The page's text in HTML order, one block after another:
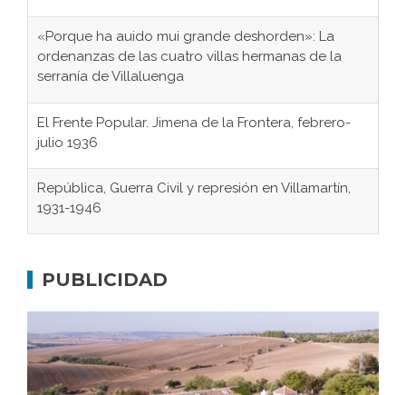
«Porque ha auido mui grande deshorden»: La
ordenanzas de las cuatro villas hermanas de la
serranía de Villaluenga
El Frente Popular. Jimena de la Frontera, febrero-
julio 1936
República, Guerra Civil y represión en Villamartín,
1931-1946
concentración nazis
Bornos
El Frente Popular. Ubrique, febrero-julio 1936
PUBLICIDAD